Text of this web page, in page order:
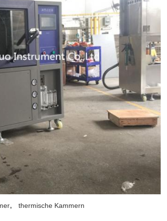
, thermische Kammern